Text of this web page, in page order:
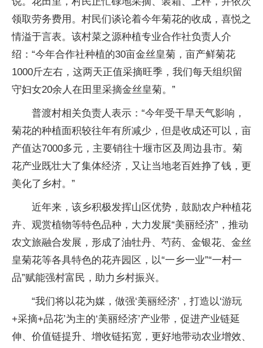
领取劳务费用。村民们谈论着今年菊花的收成，喜悦之
情溢于言表。该村菜之源种植专业合作社负责人介
绍：“今年合作社种植的30亩金丝皇菊，亩产鲜菊花
1000斤左右，这两天正值采摘旺季，我们每天组织留
守妇女20余人在田里采摘金丝皇菊。”
普渡村相关负责人表示：“今年受干旱天气影响，
菊花的种植面积较往年有所减少，但是收成还可以，亩
产值达7000多元，主要销往十堰市区及周边县市。菊
花产业既壮大了集体经济，又让当地老百姓挣了钱，更
美化了乡村。”
近年来，该乡积极发挥山区优势，鼓励农户种植花
卉、观赏植物等特色品种，大力发展“美丽经济”，推动
农文旅融合发展，形成了油牡丹、芍药、金银花、金丝
皇菊花等各具特色的花卉园区，以“一乡一业”“一村一
品”赋能强村富民，助力乡村振兴。
“我们将以花为媒，做强‘美丽经济’，打造以‘游玩
+采摘+品花’为主的‘美丽经济’产业带，促进产业链延
伸、价值链提升、增收链拓宽，更好地带动农业增效、